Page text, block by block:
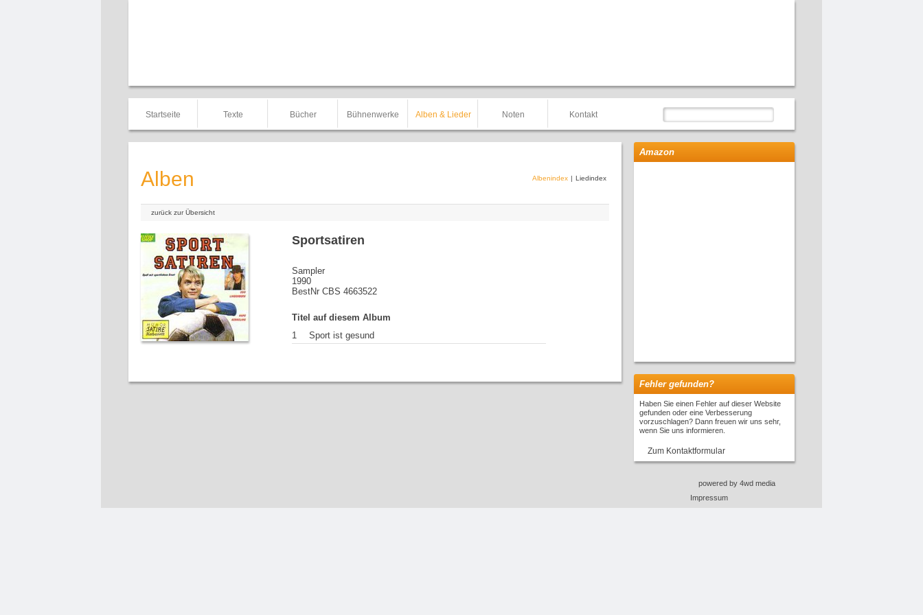
Startseite Texte Bücher Bühnenwerke Alben & Lieder Noten Kontakt
Alben Albenindex | Liedindex
zurück zur Übersicht
Sportsatiren
Sampler
1990
BestNr CBS 4663522
Titel auf diesem Album
1
Sport ist gesund
Amazon
Fehler gefunden?
Haben Sie einen Fehler auf dieser Website
gefunden oder eine Verbesserung
vorzuschlagen? Dann freuen wir uns sehr,
wenn Sie uns informieren.
Zum Kontaktformular
powered by 4wd media
Impressum